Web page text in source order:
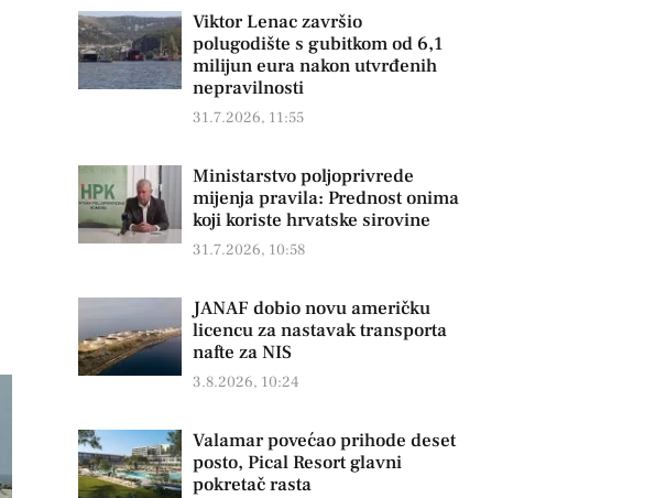
Viktor Lenac završio
polugodište s gubitkom od 6,1
milijun eura nakon utvrđenih
nepravilnosti
31.7.2026, 11:55
Ministarstvo poljoprivrede
mijenja pravila: Prednost onima
koji koriste hrvatske sirovine
31.7.2026, 10:58
JANAF dobio novu američku
licencu za nastavak transporta
nafte za NIS
3.8.2026, 10:24
Valamar povećao prihode deset
posto, Pical Resort glavni
pokretač rasta